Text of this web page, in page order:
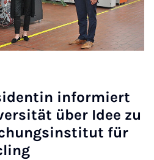
in­formiert
über Idee zu
für